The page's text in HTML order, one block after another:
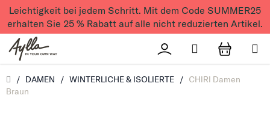
Zum Inhalt springen
Leichtigkeit bei jedem Schritt. Mit dem Code SUMMER25
erhalten Sie 25 % Rabatt auf alle nicht reduzierten Artikel.
Přihlášení
Suchen
Úvod
/ DAMEN / WINTERLICHE & ISOLIERTE / CHIRI Damen
Braun